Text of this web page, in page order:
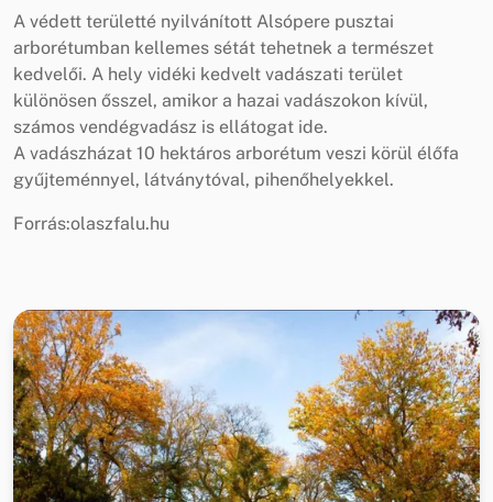
A védett területté nyilvánított Alsópere pusztai
arborétumban kellemes sétát tehetnek a természet
kedvelői. A hely vidéki kedvelt vadászati terület
különösen ősszel, amikor a hazai vadászokon kívül,
számos vendégvadász is ellátogat ide.
A vadászházat 10 hektáros arborétum veszi körül élőfa
gyűjteménnyel, látványtóval, pihenőhelyekkel.
Forrás:olaszfalu.hu